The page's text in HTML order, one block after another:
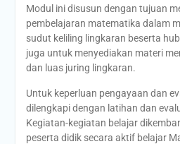
Modul ini disusun dengan tujuan
pembelajaran matematika dalam
sudut keliling lingkaran beserta
juga untuk menyediakan materi
dan luas juring lingkaran.
Untuk keperluan pengayaan dan
dilengkapi dengan latihan dan
Kegiatan-kegiatan belajar
peserta didik secara aktif belajar